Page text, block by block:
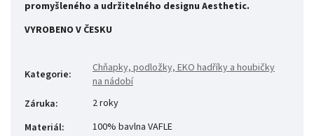
promyšleného a udržitelného designu Aesthetic.
VYROBENO V ČESKU
Kategorie:
Chňapky, podložky, EKO hadříky a houbičky
na nádobí
Záruka:
2 roky
Materiál:
100% bavlna VAFLE